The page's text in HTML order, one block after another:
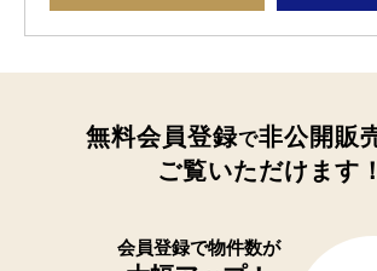
無料会員登録で非公開販
ご覧いただけます！
会員登録で物件数が